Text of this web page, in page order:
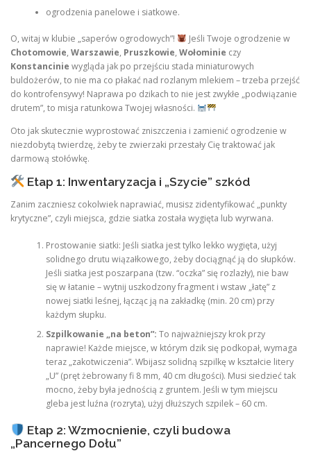
ogrodzenia panelowe i siatkowe.
O, witaj w klubie „saperów ogrodowych”!
Jeśli Twoje ogrodzenie w
Chotomowie, Warszawie, Pruszkowie, Wołominie czy
Konstancinie wygląda jak po przejściu stada miniaturowych
buldożerów, to nie ma co płakać nad rozlanym mlekiem – trzeba przejść
do kontrofensywy! Naprawa po dzikach to nie jest zwykłe „podwiązanie
drutem”, to misja ratunkowa Twojej własności.
Oto jak skutecznie wyprostować zniszczenia i zamienić ogrodzenie w
niezdobytą twierdzę, żeby te zwierzaki przestały Cię traktować jak
darmową stołówkę.
Etap 1: Inwentaryzacja i „Szycie” szkód
Zanim zaczniesz cokolwiek naprawiać, musisz zidentyfikować „punkty
krytyczne”, czyli miejsca, gdzie siatka została wygięta lub wyrwana.
Prostowanie siatki: Jeśli siatka jest tylko lekko wygięta, użyj
solidnego drutu wiązałkowego, żeby dociągnąć ją do słupków.
Jeśli siatka jest poszarpana (tzw. “oczka” się rozlazły), nie baw
się w łatanie – wytnij uszkodzony fragment i wstaw „łatę” z
nowej siatki leśnej, łącząc ją na zakładkę (min. 20 cm) przy
każdym słupku.
Szpilkowanie „na beton”: To najważniejszy krok przy
naprawie! Każde miejsce, w którym dzik się podkopał, wymaga
teraz „zakotwiczenia”. Wbijasz solidną szpilkę w kształcie litery
„U” (pręt żebrowany fi 8 mm, 40 cm długości). Musi siedzieć tak
mocno, żeby była jednością z gruntem. Jeśli w tym miejscu
gleba jest luźna (rozryta), użyj dłuższych szpilek – 60 cm.
Etap 2: Wzmocnienie, czyli budowa
„Pancernego Dołu”